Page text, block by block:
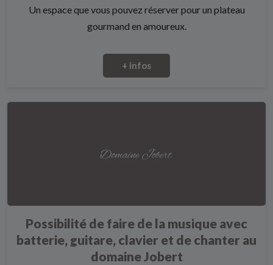
Un espace que vous pouvez réserver pour un plateau
gourmand en amoureux.
+ infos
Possibilité de faire de la musique avec
batterie, guitare, clavier et de chanter au
domaine Jobert